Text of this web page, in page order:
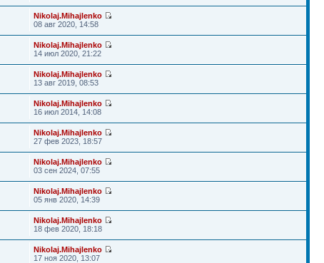
Nikolaj.Mihajlenko
08 авг 2020, 14:58
Nikolaj.Mihajlenko
14 июл 2020, 21:22
Nikolaj.Mihajlenko
13 авг 2019, 08:53
Nikolaj.Mihajlenko
16 июл 2014, 14:08
Nikolaj.Mihajlenko
27 фев 2023, 18:57
Nikolaj.Mihajlenko
03 сен 2024, 07:55
Nikolaj.Mihajlenko
05 янв 2020, 14:39
Nikolaj.Mihajlenko
18 фев 2020, 18:18
Nikolaj.Mihajlenko
17 ноя 2020, 13:07